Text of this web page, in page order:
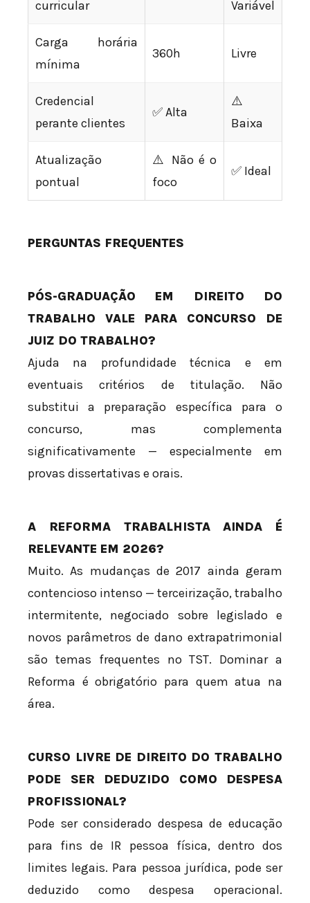
curricular Variável
Carga horária
mínima
360h Livre
Credencial
perante clientes
✅ Alta
⚠️
Baixa
Atualização
pontual
⚠️ Não é o
foco
✅ Ideal
PERGUNTAS FREQUENTES
PÓS-GRADUAÇÃO EM DIREITO DO
TRABALHO VALE PARA CONCURSO DE
JUIZ DO TRABALHO?
Ajuda na profundidade técnica e em
eventuais critérios de titulação. Não
substitui a preparação específica para o
concurso, mas complementa
significativamente — especialmente em
provas dissertativas e orais.
A REFORMA TRABALHISTA AINDA É
RELEVANTE EM 2026?
Muito. As mudanças de 2017 ainda geram
contencioso intenso — terceirização, trabalho
intermitente, negociado sobre legislado e
novos parâmetros de dano extrapatrimonial
são temas frequentes no TST. Dominar a
Reforma é obrigatório para quem atua na
área.
CURSO LIVRE DE DIREITO DO TRABALHO
PODE SER DEDUZIDO COMO DESPESA
PROFISSIONAL?
Pode ser considerado despesa de educação
para fins de IR pessoa física, dentro dos
limites legais. Para pessoa jurídica, pode ser
deduzido como despesa operacional.